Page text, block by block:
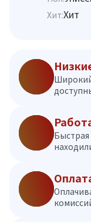
Хит:Хит